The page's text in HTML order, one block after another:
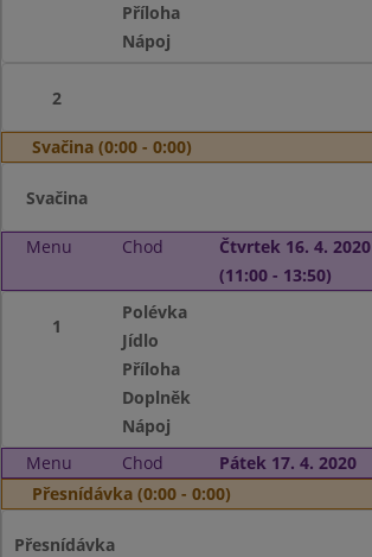
Příloha
Nápoj
2
Svačina (0:00 - 0:00)
Svačina
Menu Chod
Čtvrtek 16. 4. 2020
(11:00 - 13:50)
1
Polévka
Jídlo
Příloha
Doplněk
Nápoj
Menu
Chod
Pátek 17. 4. 2020
Přesnídávka (0:00 - 0:00)
Přesnídávka